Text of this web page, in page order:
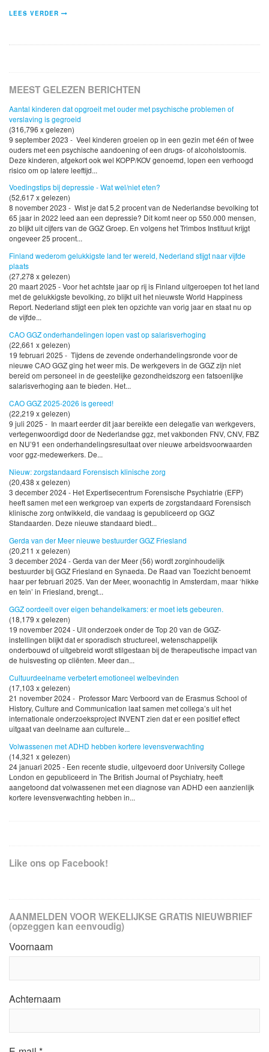
LEES VERDER
MEEST GELEZEN BERICHTEN
Aantal kinderen dat opgroeit met ouder met psychische problemen of
verslaving is gegroeid
(316,796 x gelezen)
9 september 2023 - Veel kinderen groeien op in een gezin met één of twee
ouders met een psychische aandoening of een drugs- of alcoholstoornis.
Deze kinderen, afgekort ook wel KOPP/KOV genoemd, lopen een verhoogd
risico om op latere leeftijd...
Voedingstips bij depressie - Wat wel/niet eten?
(52,617 x gelezen)
8 november 2023 - Wist je dat 5,2 procent van de Nederlandse bevolking tot
65 jaar in 2022 leed aan een depressie? Dit komt neer op 550.000 mensen,
zo blijkt uit cijfers van de GGZ Groep. En volgens het Trimbos Instituut krijgt
ongeveer 25 procent...
Finland wederom gelukkigste land ter wereld, Nederland stijgt naar vijfde
plaats
(27,278 x gelezen)
20 maart 2025 - Voor het achtste jaar op rij is Finland uitgeroepen tot het land
met de gelukkigste bevolking, zo blijkt uit het nieuwste World Happiness
Report. Nederland stijgt een plek ten opzichte van vorig jaar en staat nu op
de vijfde...
CAO GGZ onderhandelingen lopen vast op salarisverhoging
(22,661 x gelezen)
19 februari 2025 - Tijdens de zevende onderhandelingsronde voor de
nieuwe CAO GGZ ging het weer mis. De werkgevers in de GGZ zijn niet
bereid om personeel in de geestelijke gezondheidszorg een fatsoenlijke
salarisverhoging aan te bieden. Het...
CAO GGZ 2025-2026 is gereed!
(22,219 x gelezen)
9 juli 2025 - In maart eerder dit jaar bereikte een delegatie van werkgevers,
vertegenwoordigd door de Nederlandse ggz, met vakbonden FNV, CNV, FBZ
en NU’91 een onderhandelingsresultaat over nieuwe arbeidsvoorwaarden
voor ggz-medewerkers. De...
Nieuw: zorgstandaard Forensisch klinische zorg
(20,438 x gelezen)
3 december 2024 - Het Expertisecentrum Forensische Psychiatrie (EFP)
heeft samen met een werkgroep van experts de zorgstandaard Forensisch
klinische zorg ontwikkeld, die vandaag is gepubliceerd op GGZ
Standaarden. Deze nieuwe standaard biedt...
Gerda van der Meer nieuwe bestuurder GGZ Friesland
(20,211 x gelezen)
3 december 2024 - Gerda van der Meer (56) wordt zorginhoudelijk
bestuurder bij GGZ Friesland en Synaeda. De Raad van Toezicht benoemt
haar per februari 2025. Van der Meer, woonachtig in Amsterdam, maar ‘hikke
en tein’ in Friesland, brengt...
GGZ oordeelt over eigen behandelkamers: er moet iets gebeuren.
(18,179 x gelezen)
19 november 2024 - Uit onderzoek onder de Top 20 van de GGZ-
instellingen blijkt dat er sporadisch structureel, wetenschappelijk
onderbouwd of uitgebreid wordt stilgestaan bij de therapeutische impact van
de huisvesting op cliënten. Meer dan...
Cultuurdeelname verbetert emotioneel welbevinden
(17,103 x gelezen)
21 november 2024 - Professor Marc Verboord van de Erasmus School of
History, Culture and Communication laat samen met collega’s uit het
internationale onderzoeksproject INVENT zien dat er een positief effect
uitgaat van deelname aan culturele...
Volwassenen met ADHD hebben kortere levensverwachting
(14,321 x gelezen)
24 januari 2025 - Een recente studie, uitgevoerd door University College
London en gepubliceerd in The British Journal of Psychiatry, heeft
aangetoond dat volwassenen met een diagnose van ADHD een aanzienlijk
kortere levensverwachting hebben in...
Like ons op Facebook!
AANMELDEN VOOR WEKELIJKSE GRATIS NIEUWBRIEF
(opzeggen kan eenvoudig)
Voornaam
Achternaam